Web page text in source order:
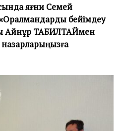
яғни Семей
бейімдеу
Айнұр ТАБИЛТАЙмен